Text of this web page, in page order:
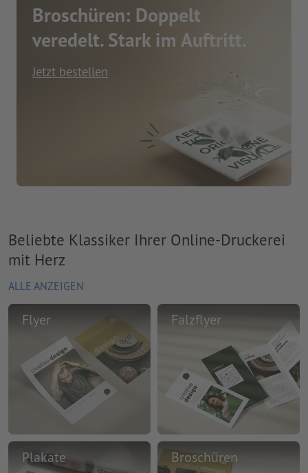
Broschüren: Doppelt
veredelt. Stark im Auftritt.
Jetzt bestellen
Beliebte Klassiker Ihrer Online-Druckerei
mit Herz
ALLE ANZEIGEN
Flyer Falzflyer
Plakate Broschüren